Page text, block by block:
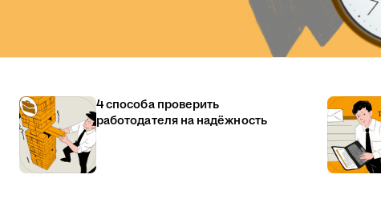
4 способа проверить
работодателя на надёжность